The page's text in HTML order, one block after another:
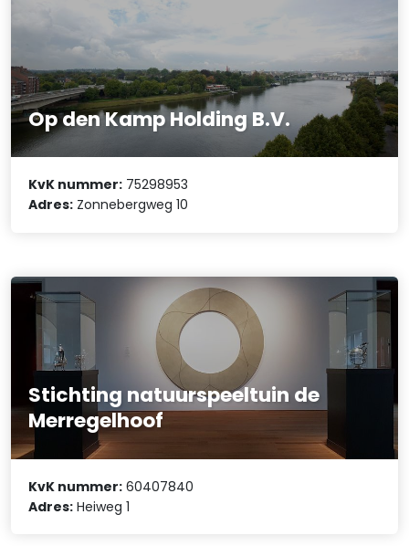
Op den Kamp Holding B.V.
KvK nummer: 75298953
Adres: Zonnebergweg 10
Stichting natuurspeeltuin de
Merregelhoof
KvK nummer: 60407840
Adres: Heiweg 1